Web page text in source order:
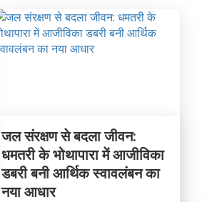
जल संरक्षण से बदला जीवन:
धमतरी के भोथापारा में आजीविका
डबरी बनी आर्थिक स्वावलंबन का
नया आधार